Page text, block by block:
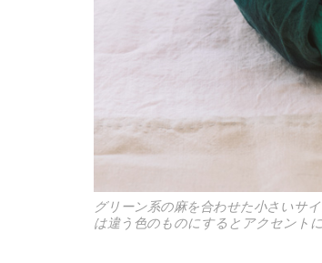
グリーン系の麻を合わせた小さいサ
は違う色のものにするとアクセント